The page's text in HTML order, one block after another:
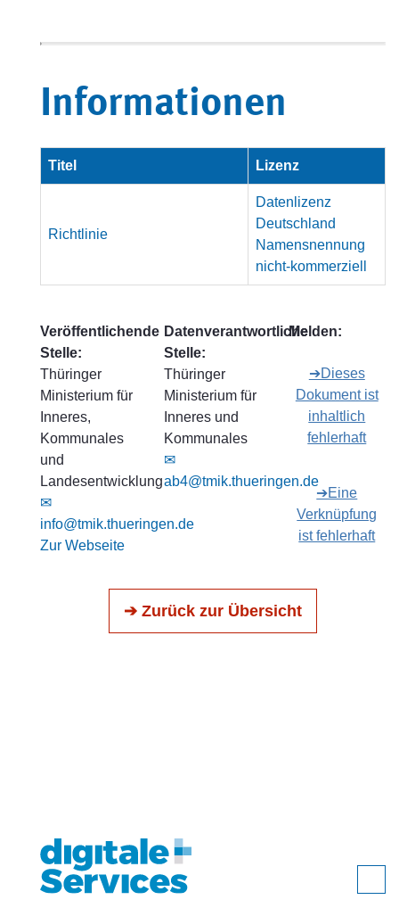
Informationen
Titel Lizenz
Richtlinie
Datenlizenz
Deutschland
Namensnennung
nicht-kommerziell
Veröffentlichende
Stelle:
Thüringer
Ministerium für
Inneres,
Kommunales
und
Landesentwicklung
✉
info@tmik.thueringen.de
Zur Webseite
Datenverantwortliche
Stelle:
Thüringer
Ministerium für
Inneres und
Kommunales
✉
ab4@tmik.thueringen.de
Melden:
➔Dieses
Dokument ist
inhaltlich
fehlerhaft
➔Eine
Verknüpfung
ist fehlerhaft
➔ Zurück zur Übersicht